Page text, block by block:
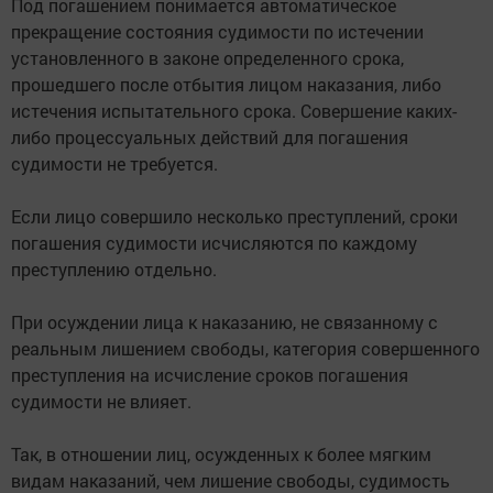
Под погашением понимается автоматическое
прекращение состояния судимости по истечении
установленного в законе определенного срока,
прошедшего после отбытия лицом наказания, либо
истечения испытательного срока. Совершение каких-
либо процессуальных действий для погашения
судимости не требуется.
Если лицо совершило несколько преступлений, сроки
погашения судимости исчисляются по каждому
преступлению отдельно.
При осуждении лица к наказанию, не связанному с
реальным лишением свободы, категория совершенного
преступления на исчисление сроков погашения
судимости не влияет.
Так, в отношении лиц, осужденных к более мягким
видам наказаний, чем лишение свободы, судимость